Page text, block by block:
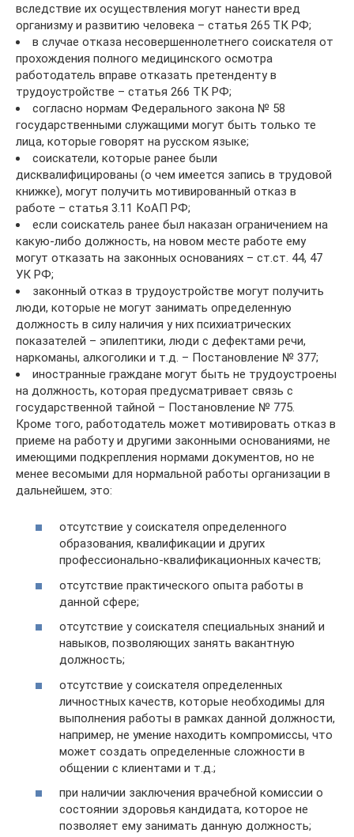
вследствие их осуществления могут нанести вред
организму и развитию человека – статья 265 ТК РФ;
в случае отказа несовершеннолетнего соискателя от
прохождения полного медицинского осмотра
работодатель вправе отказать претенденту в
трудоустройстве – статья 266 ТК РФ;
согласно нормам Федерального закона № 58
государственными служащими могут быть только те
лица, которые говорят на русском языке;
соискатели, которые ранее были
дисквалифицированы (о чем имеется запись в трудовой
книжке), могут получить мотивированный отказ в
работе – статья 3.11 КоАП РФ;
если соискатель ранее был наказан ограничением на
какую-либо должность, на новом месте работе ему
могут отказать на законных основаниях – ст.ст. 44, 47
УК РФ;
законный отказ в трудоустройстве могут получить
люди, которые не могут занимать определенную
должность в силу наличия у них психиатрических
показателей – эпилептики, люди с дефектами речи,
наркоманы, алкоголики и т.д. – Постановление № 377;
иностранные граждане могут быть не трудоустроены
на должность, которая предусматривает связь с
государственной тайной – Постановление № 775.
Кроме того, работодатель может мотивировать отказ в
приеме на работу и другими законными основаниями, не
имеющими подкрепления нормами документов, но не
менее весомыми для нормальной работы организации в
дальнейшем, это:
отсутствие у соискателя определенного
образования, квалификации и других
профессионально-квалификационных качеств;
отсутствие практического опыта работы в
данной сфере;
отсутствие у соискателя специальных знаний и
навыков, позволяющих занять вакантную
должность;
отсутствие у соискателя определенных
личностных качеств, которые необходимы для
выполнения работы в рамках данной должности,
например, не умение находить компромиссы, что
может создать определенные сложности в
общении с клиентами и т.д.;
при наличии заключения врачебной комиссии о
состоянии здоровья кандидата, которое не
позволяет ему занимать данную должность;